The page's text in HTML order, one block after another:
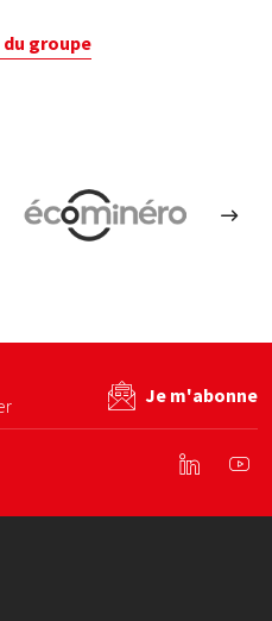
groupe
Je m'abonne
Linkedin